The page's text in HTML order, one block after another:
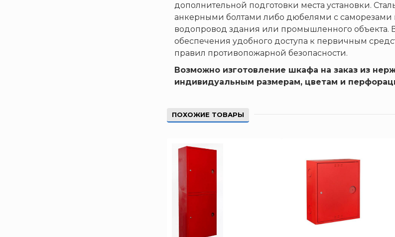
дополнительной подготовки места установки.
анкерными болтами либо дюбелями с саморезами
водопровод здания или промышленного объекта.
обеспечения удобного доступа к первичным
правил противопожарной безопасности.
Возможно изготовление шкафа на заказ из
индивидуальным размерам, цветам и
ПОХОЖИЕ ТОВАРЫ